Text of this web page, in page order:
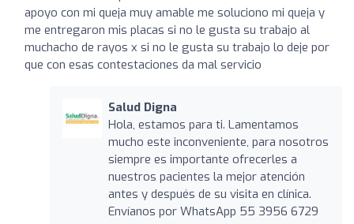
apoyo con mi queja muy amable me soluciono mi queja y
me entregaron mis placas si no le gusta su trabajo al
muchacho de rayos x si no le gusta su trabajo lo deje por
que con esas contestaciones da mal servicio
Salud Digna
Hola, estamos para ti. Lamentamos
mucho este inconveniente, para nosotros
siempre es importante ofrecerles a
nuestros pacientes la mejor atención
antes y después de su visita en clínica.
Envíanos por WhatsApp 55 3956 6729